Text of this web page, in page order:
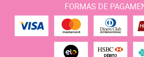
FORMAS DE